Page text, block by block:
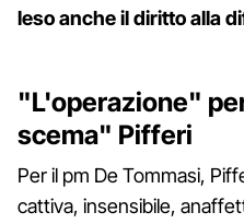
leso anche il diritto alla
"L'operazione"
scema" Pifferi
Per il pm De Tommasi,
cattiva, insensibile,